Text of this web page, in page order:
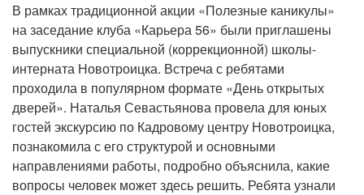
В рамках традиционной акции «Полезные каникулы»
на заседание клуба «Карьера 56» были приглашены
выпускники специальной (коррекционной) школы-
интерната Новотроицка. Встреча с ребятами
проходила в популярном формате «День открытых
дверей». Наталья Севастьянова провела для юных
гостей экскурсию по Кадровому центру Новотроицка,
познакомила с его структурой и основными
направлениями работы, подробно объяснила, какие
вопросы человек может здесь решить. Ребята узнали